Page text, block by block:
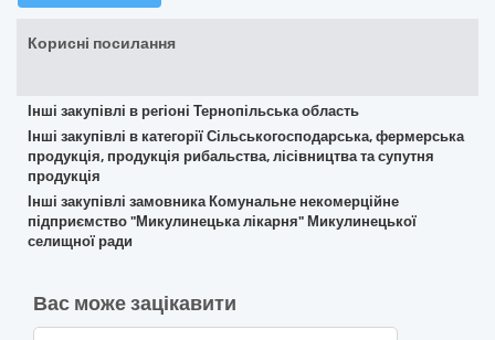
Корисні посилання
Інші закупівлі в регіоні Тернопільська область
Інші закупівлі в категорії Сільськогосподарська, фермерська
продукція, продукція рибальства, лісівництва та супутня
продукція
Інші закупівлі замовника Комунальне некомерційне
підприємство "Микулинецька лікарня" Микулинецької
селищної ради
Вас може зацікавити